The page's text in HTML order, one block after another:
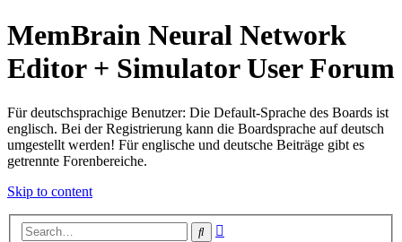
MemBrain Neural Network
Editor + Simulator User Forum
Für deutschsprachige Benutzer: Die Default-Sprache des Boards ist
englisch. Bei der Registrierung kann die Boardsprache auf deutsch
umgestellt werden! Für englische und deutsche Beiträge gibt es
getrennte Forenbereiche.
Skip to content
Search